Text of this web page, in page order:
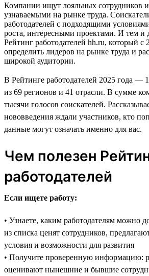
Компании ищут лояльных сотрудников и
узнаваемыми на рынке труда.
работодателей с подходящими
роста, интересными проектами. И тем и
Рейтинг работодателей hh.ru, который с
определить лидеров на рынке труда и
широкой аудитории.
В Рейтинге работодателей 2025 года —
из 69 регионов и 41 отрасли. В сумме
тысячи голосов соискателей.
нововведения ждали участников, кто
данные могут означать именно для вас.
Чем полезен
работодателей
Если ищете работу:
• Узнаете, каким работодателям можно
из списка ценят сотрудников,
условия и возможности для развития
• Получите проверенную информацию:
оценивают нынешние и бывшие